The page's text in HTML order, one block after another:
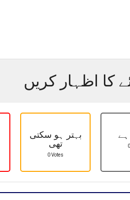
کا اظہار کریں
بہتر ہو سکتی
تھی
0 Votes